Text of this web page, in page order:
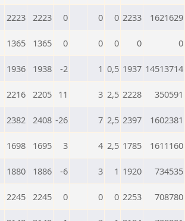
2223 2223 0 0 0 2233 1621629
1365 1365 0 0 0 0 0
1936 1938 -2 1 0,5 1937 14513714
2216 2205 11 3 2,5 2228 350591
2382 2408 -26 7 2,5 2397 1602381
1698 1695 3 4 2,5 1785 1611160
1880 1886 -6 3 1 1920 734535
2245 2245 0 0 0 2253 708780